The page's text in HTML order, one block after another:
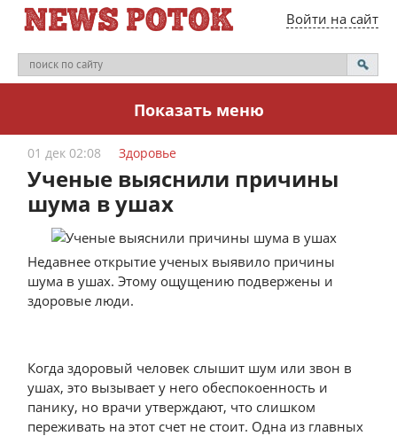
Войти на сайт
Показать меню
01 дек 02:08 Здоровье
Ученые выяснили причины
шума в ушах
Недавнее открытие ученых выявило причины
шума в ушах. Этому ощущению подвержены и
здоровые люди.
Когда здоровый человек слышит шум или звон в
ушах, это вызывает у него обеспокоенность и
панику, но врачи утверждают, что слишком
переживать на этот счет не стоит. Одна из главных